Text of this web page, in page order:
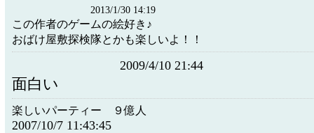
2013/1/30 14:19
この作者のゲームの絵好き♪
おばけ屋敷探検隊とかも楽しいよ！！
2009/4/10 21:44
面白い
楽しいパーティー ９億人
2007/10/7 11:43:45